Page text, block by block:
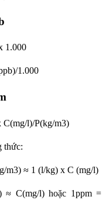
1.000
1.000
l)/P(kg/m3)
thức:
m3) ≈ 1 (l/kg) x C (mg/l)
≈ C(mg/l) hoặc 1ppm =